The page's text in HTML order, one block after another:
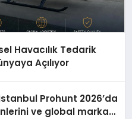
Havacılık Tedarik
Açılıyor
Prohunt 2026’da
ve global marka